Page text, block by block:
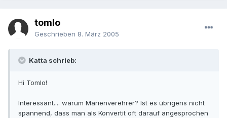
tomlo
Geschrieben 8. März 2005
Katta schrieb:
Hi Tomlo!
Interessant.... warum Marienverehrer? Ist es übrigens nicht
spannend, dass man als Konvertit oft darauf angesprochen